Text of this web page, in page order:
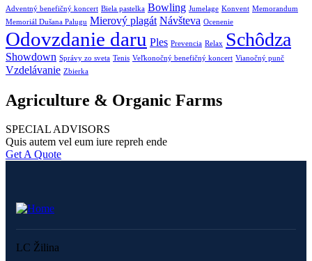
Adventný benefičný koncert Biela pastelka Bowling Jumelage Konvent Memorandum
Memoriál Dušana Palugu Mierový plagát Návšteva Ocenenie
Odovzdanie daru Ples Prevencia Relax Schôdza
Showdown Správy zo sveta Tenis Veľkonočný benefičný koncert Vianočný punč
Vzdelávanie Zbierka
Agriculture & Organic Farms
SPECIAL ADVISORS
Quis autem vel eum iure repreh ende
Get A Quote
LC Žilina